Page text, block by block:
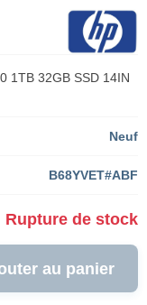
1TB 32GB SSD 14IN
Neuf
B68YVET#ABF
Rupture de stock
au panier